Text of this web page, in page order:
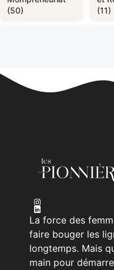
(50)
(11)
La force des
faire bouger les
longtemps. Mais
main pour